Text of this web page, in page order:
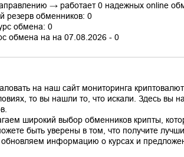
→ работает 0 надежных online
резерв обменников: 0
обмена: 0
обмена на на 07.08.2026 - 0
на наш сайт мониторинга
то вы нашли то, что искали. Здесь вы
широкий выбор обменников крипты,
быть уверены в том, что получите
обновляем информацию о курсах и